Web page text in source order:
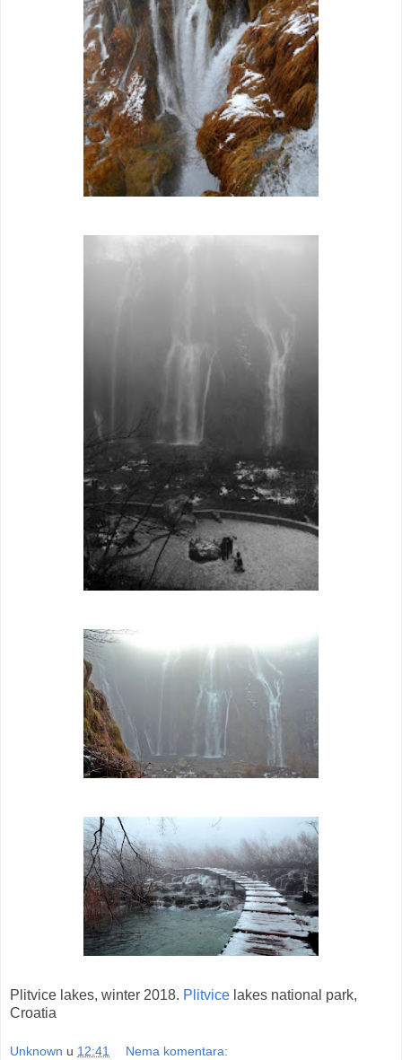
Plitvice lakes, winter 2018. Plitvice lakes national park,
Croatia
Unknown u 12:41 Nema komentara: